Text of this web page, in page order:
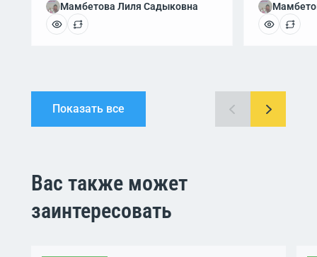
Мамбетова Лиля Садыковна
Показать все
Вас также может
заинтересовать